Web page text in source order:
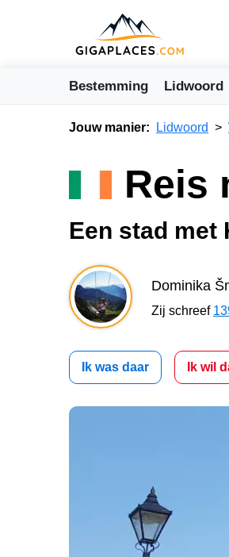
Bestemming Lidwoord
Jouw manier: Lidwoord
Reis
Een stad met
Dominika
Zij schreef
Ik was daar Ik wil